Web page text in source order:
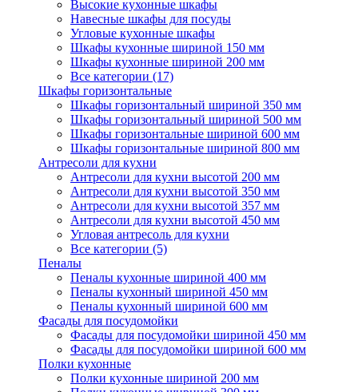
Высокие кухонные шкафы
Навесные шкафы для посуды
Угловые кухонные шкафы
Шкафы кухонные шириной 150 мм
Шкафы кухонные шириной 200 мм
Все категории (17)
Шкафы горизонтальные
Шкафы горизонтальный шириной 350 мм
Шкафы горизонтальный шириной 500 мм
Шкафы горизонтальные шириной 600 мм
Шкафы горизонтальные шириной 800 мм
Антресоли для кухни
Антресоли для кухни высотой 200 мм
Антресоли для кухни высотой 350 мм
Антресоли для кухни высотой 357 мм
Антресоли для кухни высотой 450 мм
Угловая антресоль для кухни
Все категории (5)
Пеналы
Пеналы кухонные шириной 400 мм
Пеналы кухонный шириной 450 мм
Пеналы кухонный шириной 600 мм
Фасады для посудомойки
Фасады для посудомойки шириной 450 мм
Фасады для посудомойки шириной 600 мм
Полки кухонные
Полки кухонные шириной 200 мм